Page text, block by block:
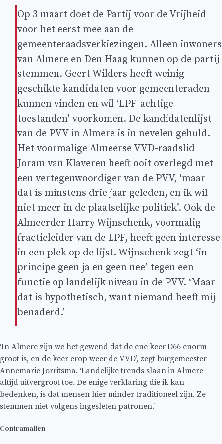
Op 3 maart doet de Partij voor de Vrijheid
voor het eerst mee aan de
gemeenteraadsverkiezingen. Alleen inwoners
van Almere en Den Haag kunnen op de partij
stemmen. Geert Wilders heeft weinig
geschikte kandidaten voor gemeenteraden
kunnen vinden en wil ‘LPF-achtige
toestanden’ voorkomen. De kandidatenlijst
van de PVV in Almere is in nevelen gehuld.
Het voormalige Almeerse VVD-raadslid
Joram van Klaveren heeft ooit overlegd met
een vertegenwoordiger van de PVV, ‘maar
dat is minstens drie jaar geleden, en ik wil
niet meer in de plaatselijke politiek’. Ook de
Almeerder Harry Wijnschenk, voormalig
fractieleider van de LPF, heeft geen interesse
in een plek op de lijst. Wijnschenk zegt ‘in
principe geen ja en geen nee’ tegen een
functie op landelijk niveau in de PVV. ‘Maar
dat is hypothetisch, want niemand heeft mij
benaderd.’
‘In Almere zijn we het gewend dat de ene keer D66 enorm
groot is, en de keer erop weer de VVD’, zegt burgemeester
Annemarie Jorritsma. ‘Landelijke trends slaan in Almere
altijd uitvergroot toe. De enige verklaring die ik kan
bedenken, is dat mensen hier minder traditioneel zijn. Ze
stemmen niet volgens ingesleten patronen.’
Contramallen